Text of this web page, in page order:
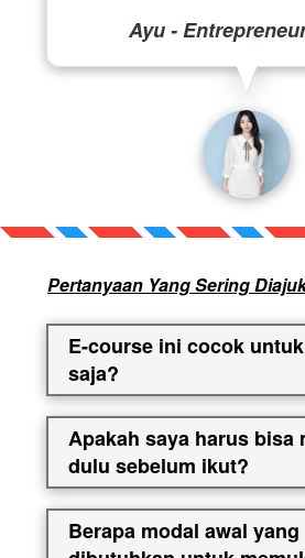
Ayu -
Pertanyaan Yang Sering
E-course ini cocok
saja?
Apakah saya harus bisa
dulu sebelum ikut?
Berapa modal awal yang